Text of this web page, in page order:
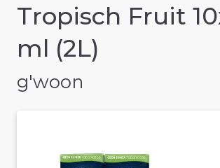
Tropisch Fruit
ml (2L)
g'woon